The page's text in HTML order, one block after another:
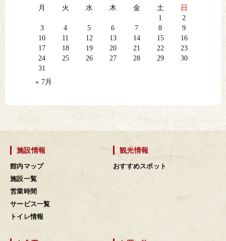
月 火 水 木 金 土
日
1
2
3
4 5 6 7 8
9
10
11 12 13 14 15
16
17
18 19 20 21 22
23
24
25 26 27 28 29
30
31
« 7月
施設情報
館内マップ
施設一覧
営業時間
サービス一覧
トイレ情報
観光情報
おすすめスポット